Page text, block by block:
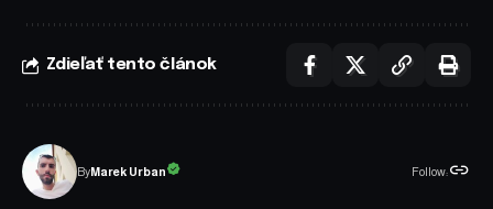
Zdieľať tento článok
ByMarek Urban Follow: